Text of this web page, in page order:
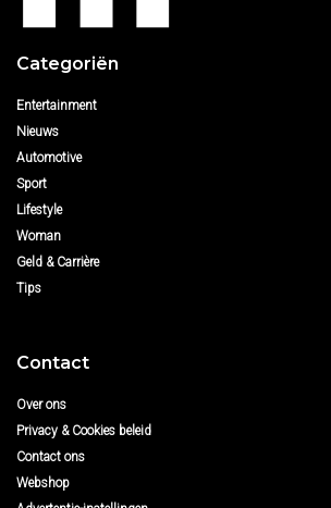
Categoriën
Entertainment
Nieuws
Automotive
Sport
Lifestyle
Woman
Geld & Carrière
Tips
Contact
Over ons
Privacy & Cookies beleid
Contact ons
Webshop